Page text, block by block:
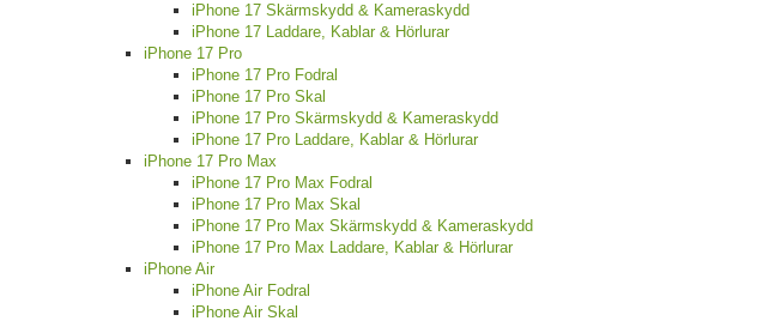
iPhone 17 Skärmskydd & Kameraskydd
iPhone 17 Laddare, Kablar & Hörlurar
iPhone 17 Pro
iPhone 17 Pro Fodral
iPhone 17 Pro Skal
iPhone 17 Pro Skärmskydd & Kameraskydd
iPhone 17 Pro Laddare, Kablar & Hörlurar
iPhone 17 Pro Max
iPhone 17 Pro Max Fodral
iPhone 17 Pro Max Skal
iPhone 17 Pro Max Skärmskydd & Kameraskydd
iPhone 17 Pro Max Laddare, Kablar & Hörlurar
iPhone Air
iPhone Air Fodral
iPhone Air Skal